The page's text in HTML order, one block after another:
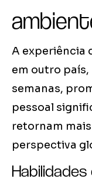
A experiência
em outro
semanas,
pessoal
retornam
perspectiva